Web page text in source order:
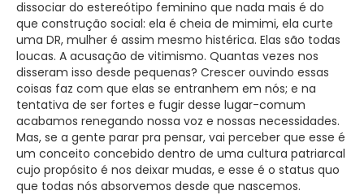
dissociar do estereótipo feminino que nada mais é do
que construção social: ela é cheia de mimimi, ela curte
uma DR, mulher é assim mesmo histérica. Elas são todas
loucas. A acusação de vitimismo. Quantas vezes nos
disseram isso desde pequenas? Crescer ouvindo essas
coisas faz com que elas se entranhem em nós; e na
tentativa de ser fortes e fugir desse lugar-comum
acabamos renegando nossa voz e nossas necessidades.
Mas, se a gente parar pra pensar, vai perceber que esse é
um conceito concebido dentro de uma cultura patriarcal
cujo propósito é nos deixar mudas, e esse é o status quo
que todas nós absorvemos desde que nascemos.